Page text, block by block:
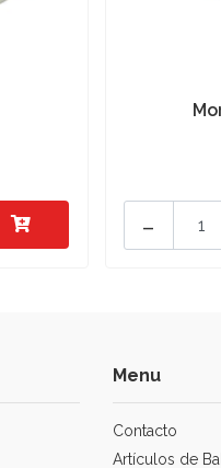
-
Menu
Contacto
Artículos de